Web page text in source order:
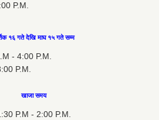
P.M.
१६ गते देखि माघ १५ गते सम्म
- 4:00 P.M.
P.M.
खाजा समय
P.M - 2:00 P.M.